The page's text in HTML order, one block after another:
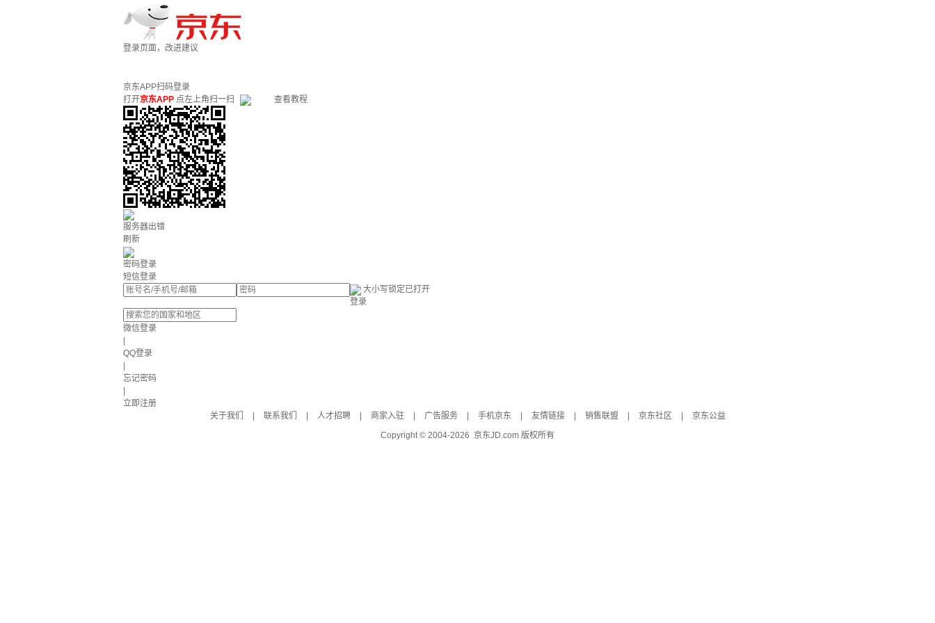
登录页面，改进建议
京东APP扫码登录
打开京东APP 点左上角扫一扫 查看教程
服务器出错
刷新
密码登录
短信登录
大小写锁定已打开
登录
微信登录
QQ登录
忘记密码
立即注册
关于我们
联系我们 人才招聘 商家入驻 广告服务 手机京东 友情链接 销售联盟 京东社区
京东公益
Copyright © 2004-2026 京东JD.com 版权所有